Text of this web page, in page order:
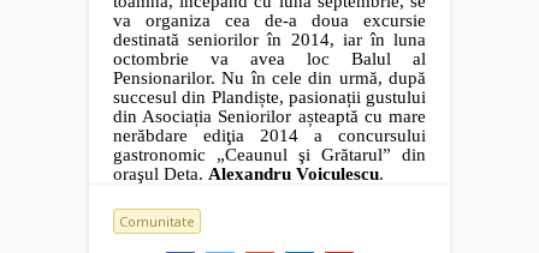
va organiza cea de-a doua excursie
destinată seniorilor în 2014, iar în luna
octombrie va avea loc Balul al
Pensionarilor. Nu în cele din urmă, după
succesul din Plandiște, pasionații gustului
din Asociația Seniorilor așteaptă cu mare
nerăbdare ediţia 2014 a concursului
gastronomic „Ceaunul şi Grătarul” din
oraşul Deta. Alexandru Voiculescu.
Comunitate